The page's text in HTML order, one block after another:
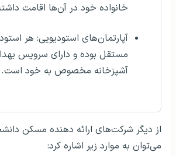
خانواده خود در آن‌ها اقامت
آپارتمان‌های استودیویی: هر
مستقل بوده و دارای سرویس
آشپزخانه مخصوص به خود است.
از دیگر شرکت‌های ارائه دهنده مسکن
می‌توان به موارد زیر اشاره کرد: